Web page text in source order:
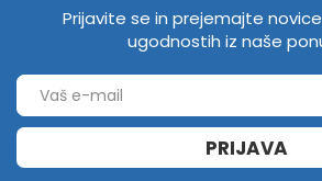
Prijavite se in prejemajte
ugodnostih iz naše
PRIJAVA